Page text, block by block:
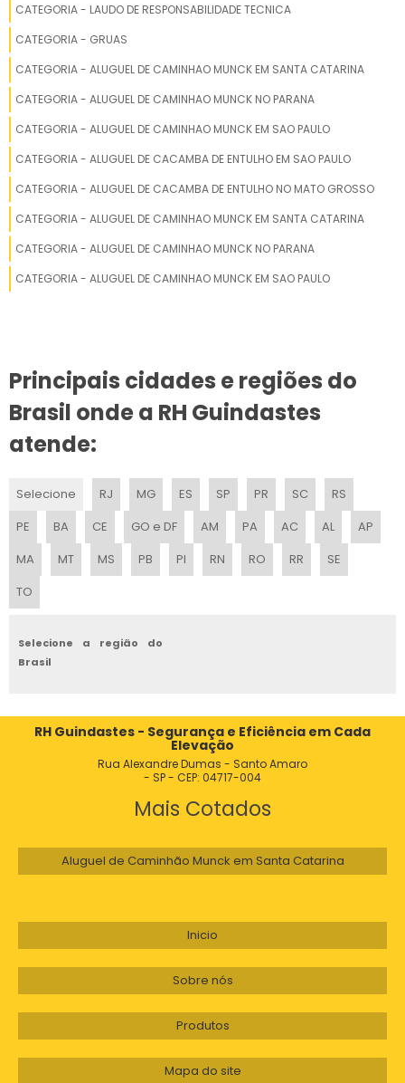
GUINCHO DE CABO PARA GUINDASTE
GUINCHO DE CABO PARA GUINDASTE PREÇO
GUINCHO DE CABO PARA GUINDASTE FORNECEDOR
PREÇO GUINCHO DE CABO PARA GUINDASTE
ONDE COMPRAR REDUTOR DE GUINCHO
REDUTOR GUINCHO 12V
REDUTOR GUINCHO ELÉTRICO
REDUTOR HIDRÁULICO GUINCHO PLATAFORMA
CATEGORIA - LAUDO DE RESPONSABILIDADE TECNICA
CATEGORIA - GRUAS
CATEGORIA - ALUGUEL DE CAMINHAO MUNCK EM SANTA CATARINA
CATEGORIA - ALUGUEL DE CAMINHAO MUNCK NO PARANA
CATEGORIA - ALUGUEL DE CAMINHAO MUNCK EM SAO PAULO
CATEGORIA - ALUGUEL DE CACAMBA DE ENTULHO EM SAO PAULO
CATEGORIA - ALUGUEL DE CACAMBA DE ENTULHO NO MATO GROSSO
CATEGORIA - ALUGUEL DE CAMINHAO MUNCK EM SANTA CATARINA
CATEGORIA - ALUGUEL DE CAMINHAO MUNCK NO PARANA
CATEGORIA - ALUGUEL DE CAMINHAO MUNCK EM SAO PAULO
Principais cidades e regiões do
Brasil onde a RH Guindastes
atende:
Selecione RJ MG ES SP PR SC
RS
PE
BA CE GO e DF AM PA AC AL
AP
MA
MT MS PB PI RN RO RR
SE
TO
Selecione a região do
Brasil
RH Guindastes - Segurança e Eficiência em Cada
Elevação
Rua Alexandre Dumas - Santo Amaro
- SP - CEP: 04717-004
Mais Cotados
Aluguel de Caminhão Munck em Santa Catarina
Inicio
Sobre nós
Produtos
Mapa do site